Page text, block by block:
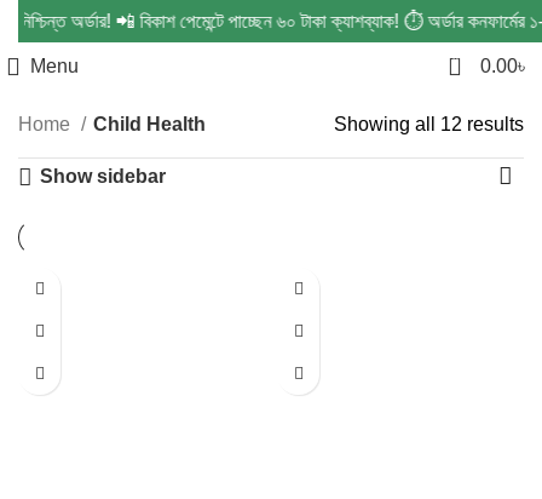
অর্ডার! 📲 বিকাশ পেমেন্টে পাচ্ছেন ৬০ টাকা ক্যাশব্যাক! ⏱️ অর্ডার
Menu 0 0.00৳
Home Child Health Showing all 12 results
Show sidebar